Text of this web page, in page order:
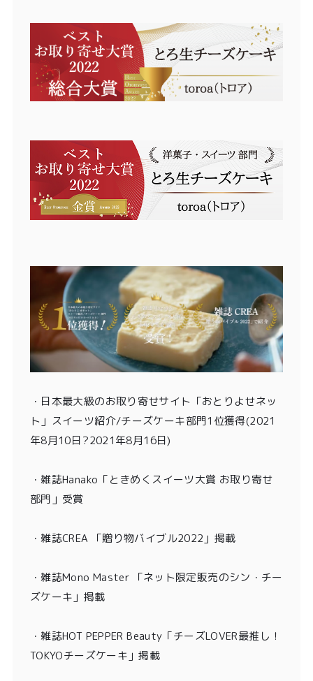
・ 日本最大級のお取り寄せサイト「おとりよせネッ
ト」スイーツ紹介/チーズケーキ部門1位獲得(2021
年8月10日?2021年8月16日)
・雑誌Hanako「ときめくスイーツ大賞 お取り寄せ
部門」受賞
・雑誌CREA 「贈り物バイブル2022」掲載
・雑誌Mono Master 「ネット限定販売のシン・チー
ズケーキ」掲載
・雑誌HOT PEPPER Beauty「チーズLOVER最推し！
TOKYOチーズケーキ」掲載